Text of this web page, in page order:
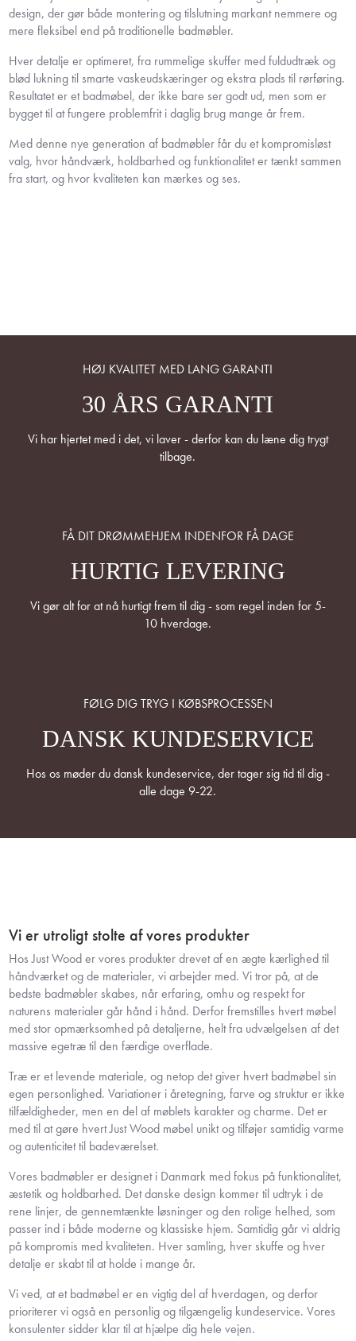
design, der gør både montering og tilslutning markant nemmere og
mere fleksibel end på traditionelle badmøbler.
Hver detalje er optimeret, fra rummelige skuffer med fuldudtræk og
blød lukning til smarte vaskeudskæringer og ekstra plads til rørføring.
Resultatet er et badmøbel, der ikke bare ser godt ud, men som er
bygget til at fungere problemfrit i daglig brug mange år frem.
Med denne nye generation af badmøbler får du et kompromisløst
valg, hvor håndværk, holdbarhed og funktionalitet er tænkt sammen
fra start, og hvor kvaliteten kan mærkes og ses.
HØJ KVALITET MED LANG GARANTI
30 ÅRS GARANTI
Vi har hjertet med i det, vi laver - derfor kan du læne dig trygt
tilbage.
FÅ DIT DRØMMEHJEM INDENFOR FÅ DAGE
HURTIG LEVERING
Vi gør alt for at nå hurtigt frem til dig - som regel inden for 5-
10 hverdage.
FØLG DIG TRYG I KØBSPROCESSEN
DANSK KUNDESERVICE
Hos os møder du dansk kundeservice, der tager sig tid til dig -
alle dage 9-22.
Vi er utroligt stolte af vores produkter
Hos Just Wood er vores produkter drevet af en ægte kærlighed til
håndværket og de materialer, vi arbejder med. Vi tror på, at de
bedste badmøbler skabes, når erfaring, omhu og respekt for
naturens materialer går hånd i hånd. Derfor fremstilles hvert møbel
med stor opmærksomhed på detaljerne, helt fra udvælgelsen af det
massive egetræ til den færdige overflade.
Træ er et levende materiale, og netop det giver hvert badmøbel sin
egen personlighed. Variationer i åretegning, farve og struktur er ikke
tilfældigheder, men en del af møblets karakter og charme. Det er
med til at gøre hvert Just Wood møbel unikt og tilføjer samtidig varme
og autenticitet til badeværelset.
Vores badmøbler er designet i Danmark med fokus på funktionalitet,
æstetik og holdbarhed. Det danske design kommer til udtryk i de
rene linjer, de gennemtænkte løsninger og den rolige helhed, som
passer ind i både moderne og klassiske hjem. Samtidig går vi aldrig
på kompromis med kvaliteten. Hver samling, hver skuffe og hver
detalje er skabt til at holde i mange år.
Vi ved, at et badmøbel er en vigtig del af hverdagen, og derfor
prioriterer vi også en personlig og tilgængelig kundeservice. Vores
konsulenter sidder klar til at hjælpe dig hele vejen.